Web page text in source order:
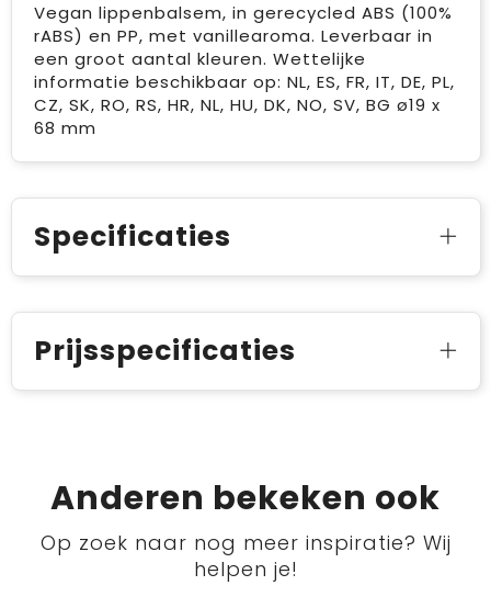
Vegan lippenbalsem, in gerecycled ABS (100%
rABS) en PP, met vanillearoma. Leverbaar in
een groot aantal kleuren. Wettelijke
informatie beschikbaar op: NL, ES, FR, IT, DE, PL,
CZ, SK, RO, RS, HR, NL, HU, DK, NO, SV, BG ø19 x
68 mm
Specificaties
Prijsspecificaties
Anderen bekeken ook
Op zoek naar nog meer inspiratie? Wij
helpen je!